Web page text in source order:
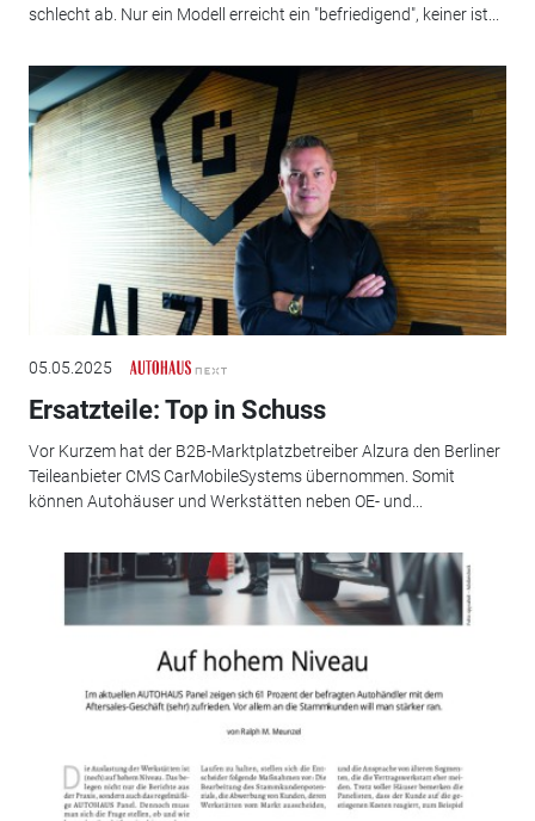
schlecht ab. Nur ein Modell erreicht ein "befriedigend", keiner ist...
05.05.2025
Ersatzteile: Top in Schuss
Vor Kurzem hat der B2B-Marktplatzbetreiber Alzura den Berliner
Teileanbieter CMS CarMobileSystems übernommen. Somit
können Autohäuser und Werkstätten neben OE- und...